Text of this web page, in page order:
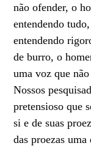
não ofender, o
entendendo
entendendo
de burro, o
uma voz que
Nossos
pretensioso que
si e desuas
das proezas